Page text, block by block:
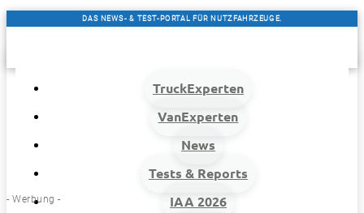
DAS NEWS- & TEST-PORTAL FÜR NUTZFAHRZEUGE.
TruckExperten
VanExperten
News
Tests & Reports
IAA 2026
- Werbung -